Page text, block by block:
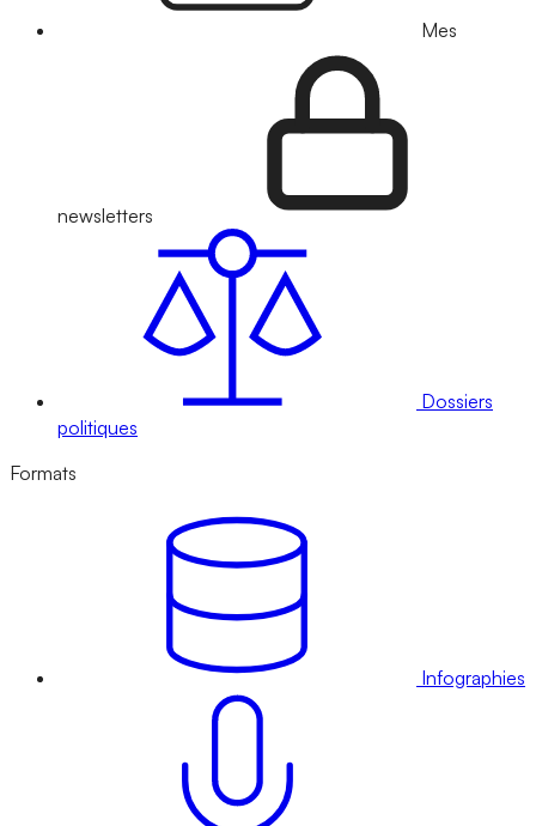
Mes
newsletters
Dossiers
politiques
Formats
Infographies